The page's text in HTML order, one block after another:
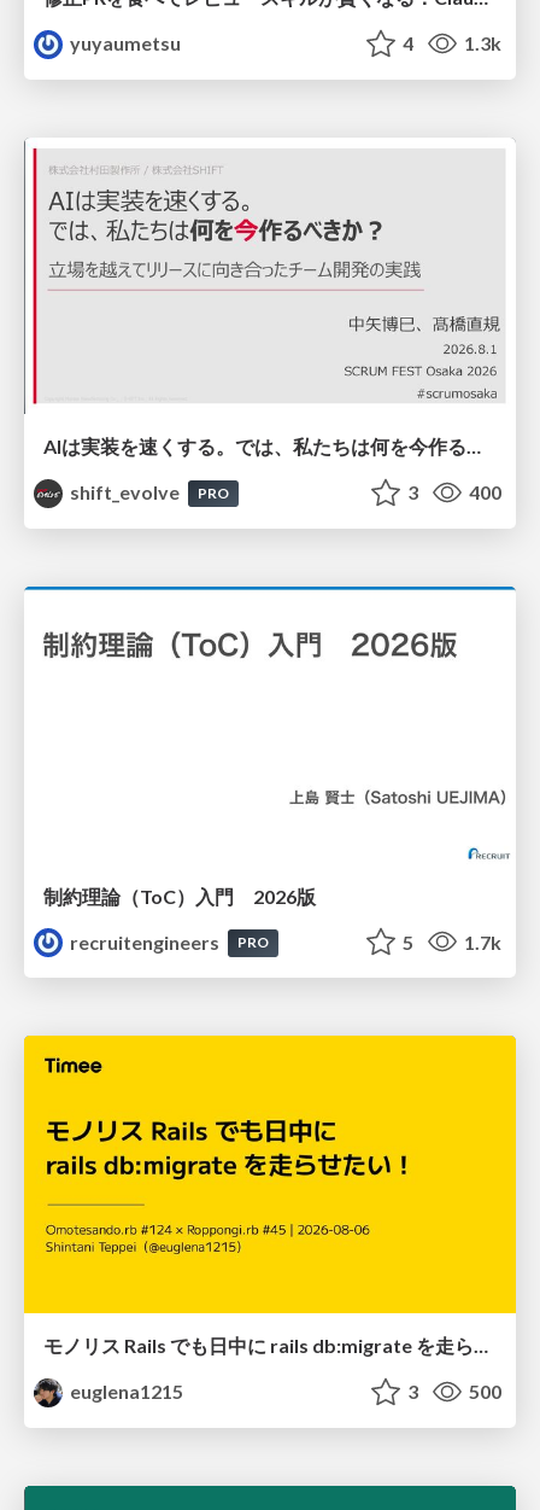
yuyaumetsu
4 1.3k
AIは実装を速くする。では、私たちは何を今作るべきか？－立場を越えてリリースに向き合ったチーム開発の実践 / 20260801 Hiromi Nakaya and Naoki Takahashi
shift_evolve
PRO 3 400
制約理論（ToC）入門 2026版
recruitengineers
PRO 5 1.7k
モノリス Rails でも日中に rails db:migrate を走らせたい！ / Daytime rails db:migrate on Monolithic Rails!
euglena1215
3 500